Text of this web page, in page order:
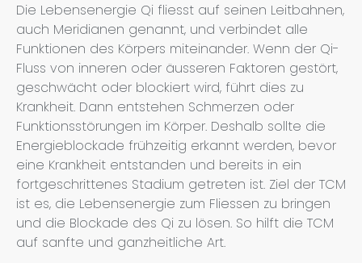
Die Lebensenergie Qi fliesst auf seinen Leitbahnen,
auch Meridianen genannt, und verbindet alle
Funktionen des Körpers miteinander. Wenn der Qi-
Fluss von inneren oder äusseren Faktoren gestört,
geschwächt oder blockiert wird, führt dies zu
Krankheit. Dann entstehen Schmerzen oder
Funktionsstörungen im Körper. Deshalb sollte die
Energieblockade frühzeitig erkannt werden, bevor
eine Krankheit entstanden und bereits in ein
fortgeschrittenes Stadium getreten ist. Ziel der TCM
ist es, die Lebensenergie zum Fliessen zu bringen
und die Blockade des Qi zu lösen. So hilft die TCM
auf sanfte und ganzheitliche Art.